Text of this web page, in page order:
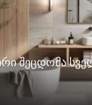
შეცდომა